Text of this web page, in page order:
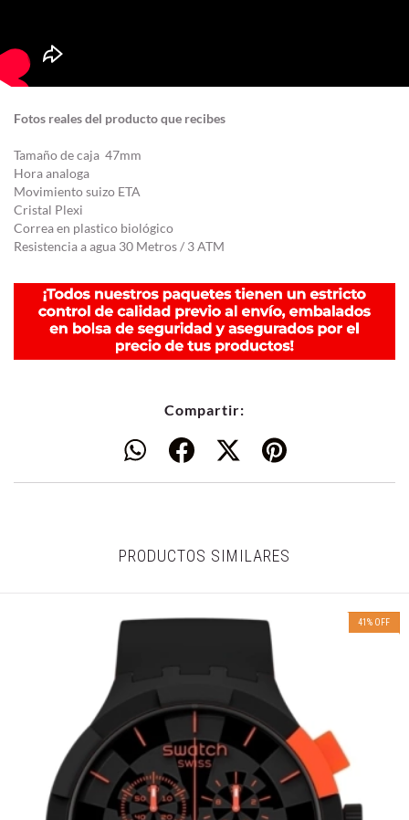
Fotos reales del producto que recibes
Tamaño de caja 47mm
Hora analoga
Movimiento suizo ETA
Cristal Plexi
Correa en plastico biológico
Resistencia a agua 30 Metros / 3 ATM
Compartir:
PRODUCTOS SIMILARES
41 % OFF